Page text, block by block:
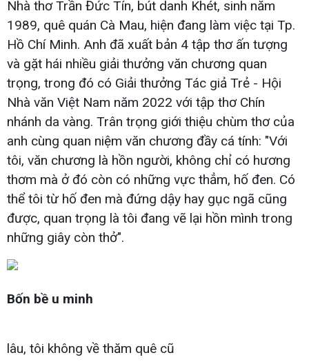
Nhà thơ Trần Đức Tín, bút danh Khét, sinh năm
1989, quê quán Cà Mau, hiện đang làm việc tại Tp.
Hồ Chí Minh. Anh đã xuất bản 4 tập thơ ấn tượng
và gặt hái nhiều giải thưởng văn chương quan
trọng, trong đó có Giải thưởng Tác giả Trẻ - Hội
Nhà văn Việt Nam năm 2022 với tập thơ Chín
nhánh da vàng. Trân trọng giới thiệu chùm thơ của
anh cùng quan niệm văn chương đầy cá tính: "Với
tôi, văn chương là hồn người, không chỉ có hương
thơm mà ở đó còn có những vực thẳm, hố đen. Có
thể tôi từ hố đen mà đứng dậy hay gục ngã cũng
được, quan trọng là tôi đang vẽ lại hồn mình trong
những giây còn thở".
Bốn bề u minh
lâu, tôi không về thăm quê cũ